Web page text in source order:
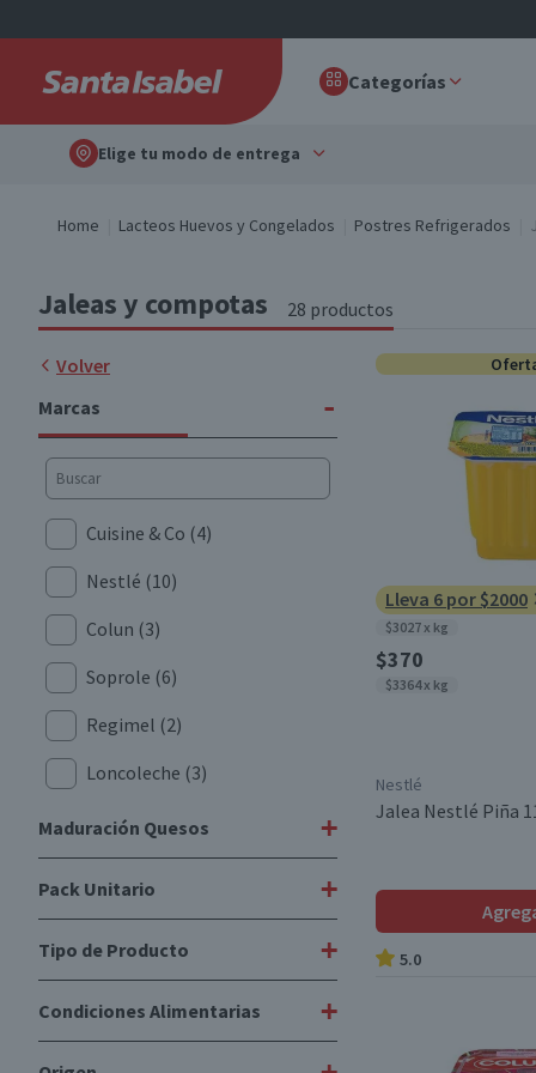
Categorías
Elige tu modo de entrega
Home Lacteos Huevos y Congelados Postres Refrigerados
Jaleas y compotas 28 productos
Volver
Marcas
-
Cuisine & Co (4)
Nestlé (10)
Colun (3)
Soprole (6)
Regimel (2)
Loncoleche (3)
Maduración Quesos +
- (1)
De 1 a 3 meses
Pack Unitario +
Unitario (4)
Tipo de Producto +
Jaleas(21)
Condiciones Alimentarias +
Lleva 6 por $2000
$3027 x kg
$370
$3364 x kg
Nestlé
Jalea Nestlé Piña
5.0